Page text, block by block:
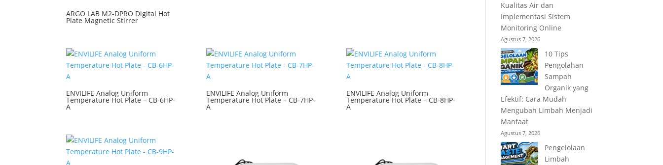
ARGO LAB M2-DPRO Digital Hot
Plate Magnetic Stirrer
ENVILIFE Analog Uniform
Temperature Hot Plate – CB-6HP-
A
ENVILIFE Analog Uniform
Temperature Hot Plate – CB-7HP-
A
ENVILIFE Analog Uniform
Temperature Hot Plate – CB-8HP-
A
Kualitas Air dan
Implementasi Sistem
Monitoring Online
Agustus 7, 2026
10 Tips
Pengolahan
Sampah
Organik yang
Efektif: Cara Mudah
Mengubah Limbah Menjadi
Manfaat
Agustus 7, 2026
Pengelolaan
Limbah